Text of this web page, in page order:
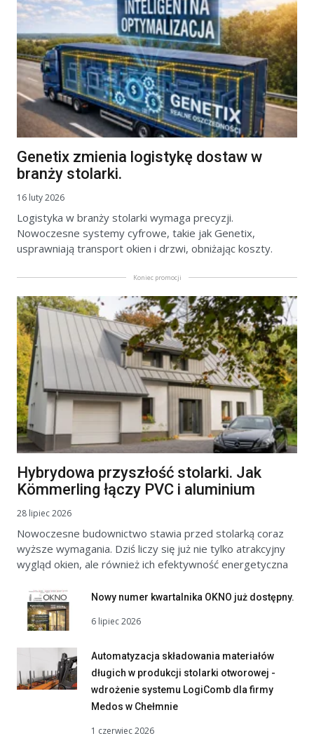
Genetix zmienia logistykę dostaw w
branży stolarki.
16 luty 2026
Logistyka w branży stolarki wymaga precyzji.
Nowoczesne systemy cyfrowe, takie jak Genetix,
usprawniają transport okien i drzwi, obniżając koszty.
Koniec promocji
Hybrydowa przyszłość stolarki. Jak
Kömmerling łączy PVC i aluminium
28 lipiec 2026
Nowoczesne budownictwo stawia przed stolarką coraz
wyższe wymagania. Dziś liczy się już nie tylko atrakcyjny
wygląd okien, ale również ich efektywność energetyczna
Nowy numer kwartalnika OKNO już dostępny.
6 lipiec 2026
Automatyzacja składowania materiałów
długich w produkcji stolarki otworowej -
wdrożenie systemu LogiComb dla firmy
Medos w Chełmnie
1 czerwiec 2026